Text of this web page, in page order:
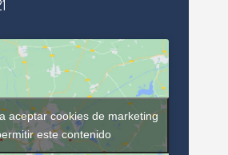
aceptar cookies de marketing
este contenido